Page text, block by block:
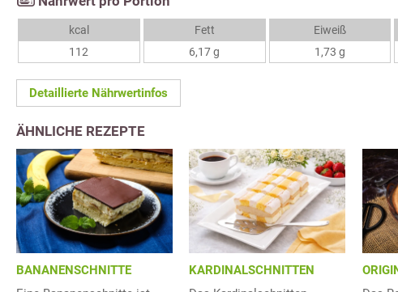
kcal
112
Fett
6,17 g
Eiweiß
1,73 g
Detaillierte Nährwertinfos
ÄHNLICHE REZEPTE
BANANENSCHNITTE
KARDINALSCHNITTEN